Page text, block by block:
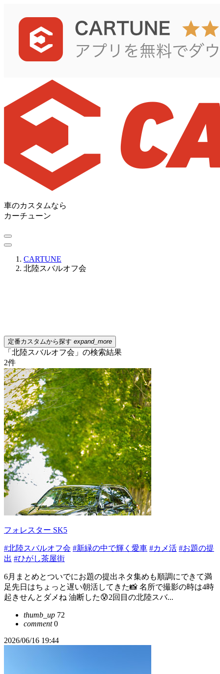
車のカスタムなら
カーチューン
CARTUNE
北陸スバルオフ会
定番カスタムから探す expand_more
「北陸スバルオフ会」の検索結果
2件
フォレスター SK5
#北陸スバルオフ会 #新緑の中で輝く愛車 #カメ活 #お題の提
出 #ひがし茶屋街
6月まとめとついでにお題の提出ネタ集めも順調にできて満
足先日はちょっと遅い朝活してきた📸 名所で撮影の時は4時
起きせんとダメね 油断した😰2回目の北陸スバ...
thumb_up 72
comment0
2026/06/16 19:44